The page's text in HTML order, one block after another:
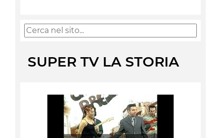
SUPER TV LA STORIA